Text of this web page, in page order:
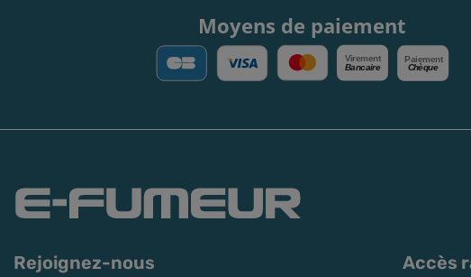
Moyens de paiement
Virement
Bancaire
Paiement
Chèque
Rejoignez-nous Accès